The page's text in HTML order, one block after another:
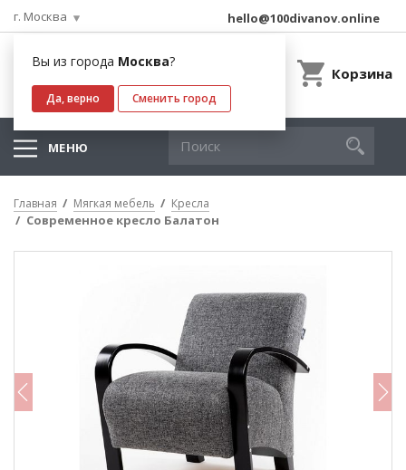
г. Москва
Вы из города Москва?
Да, верно Сменить город
hello@100divanov.online
Корзина
МЕНЮ
Главная Мягкая мебель Кресла
Современное кресло Балатон